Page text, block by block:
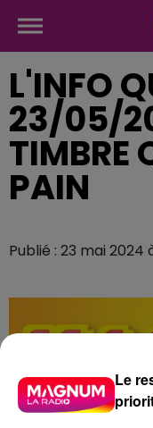
L'INFO
23/05/
TIMBRE
PAIN
Publié : 23 mai 2024 à
Le